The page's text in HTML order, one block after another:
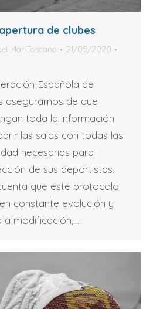
de clubes
Mar Toscano
21/05/2020
Española de
asegurarnos de que
toda la información
las salas con todas las
necesarias para
de sus deportistas.
que este protocolo
constante evolución y
modificación,…